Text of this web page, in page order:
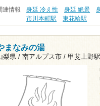
連情報 身延 冷え性 身延 絶景
市川本町駅
東花輪駅
まなみの湯
梨県 / 南アルプス市 / 甲斐上野